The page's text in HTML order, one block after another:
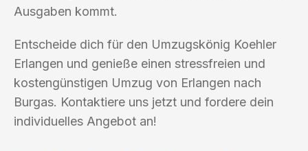
Ausgaben kommt.
Entscheide dich für den Umzugskönig Koehler
Erlangen und genieße einen stressfreien und
kostengünstigen Umzug von Erlangen nach
Burgas. Kontaktiere uns jetzt und fordere dein
individuelles Angebot an!